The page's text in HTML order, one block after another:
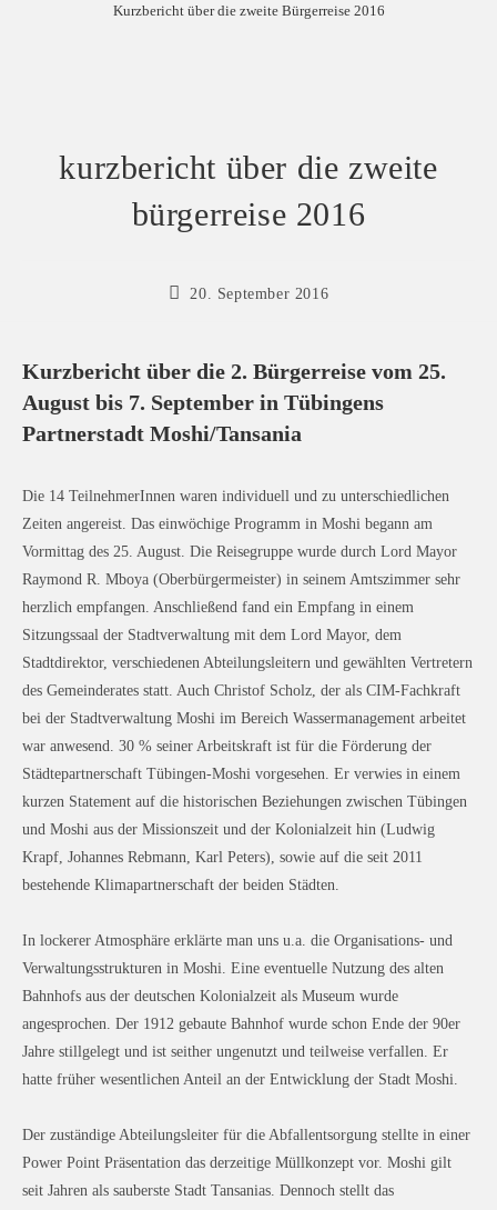
Kurzbericht über die zweite Bürgerreise 2016
kurzbericht über die zweite
bürgerreise 2016
Beitrag20. September 2016
Kurzbericht über die 2. Bürgerreise vom 25.
August bis 7. September in Tübingens
Partnerstadt Moshi/Tansania
Die 14 TeilnehmerInnen waren individuell und zu unterschiedlichen
Zeiten angereist. Das einwöchige Programm in Moshi begann am
Vormittag des 25. August. Die Reisegruppe wurde durch Lord Mayor
Raymond R. Mboya (Oberbürgermeister) in seinem Amtszimmer sehr
herzlich empfangen. Anschließend fand ein Empfang in einem
Sitzungssaal der Stadtverwaltung mit dem Lord Mayor, dem
Stadtdirektor, verschiedenen Abteilungsleitern und gewählten Vertretern
des Gemeinderates statt. Auch Christof Scholz, der als CIM-Fachkraft
bei der Stadtverwaltung Moshi im Bereich Wassermanagement arbeitet
war anwesend. 30 % seiner Arbeitskraft ist für die Förderung der
Städtepartnerschaft Tübingen-Moshi vorgesehen. Er verwies in einem
kurzen Statement auf die historischen Beziehungen zwischen Tübingen
und Moshi aus der Missionszeit und der Kolonialzeit hin (Ludwig
Krapf, Johannes Rebmann, Karl Peters), sowie auf die seit 2011
bestehende Klimapartnerschaft der beiden Städten.
In lockerer Atmosphäre erklärte man uns u.a. die Organisations- und
Verwaltungsstrukturen in Moshi. Eine eventuelle Nutzung des alten
Bahnhofs aus der deutschen Kolonialzeit als Museum wurde
angesprochen. Der 1912 gebaute Bahnhof wurde schon Ende der 90er
Jahre stillgelegt und ist seither ungenutzt und teilweise verfallen. Er
hatte früher wesentlichen Anteil an der Entwicklung der Stadt Moshi.
Der zuständige Abteilungsleiter für die Abfallentsorgung stellte in einer
Power Point Präsentation das derzeitige Müllkonzept vor. Moshi gilt
seit Jahren als sauberste Stadt Tansanias. Dennoch stellt das